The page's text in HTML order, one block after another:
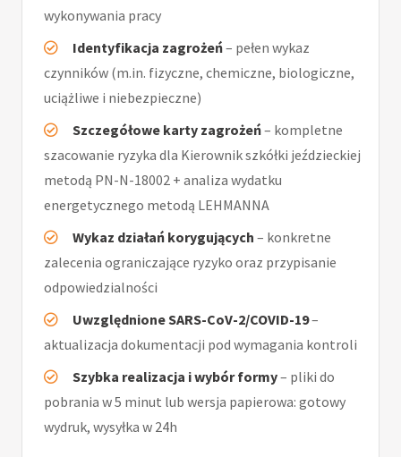
wykonywania pracy
Identyfikacja zagrożeń– pełen wykaz
czynników (m.in. fizyczne, chemiczne, biologiczne,
uciążliwe i niebezpieczne)
Szczegółowe karty zagrożeń– kompletne
szacowanie ryzyka dla Kierownik szkółki jeździeckiej
metodą PN-N-18002 + analiza wydatku
energetycznego metodą LEHMANNA
Wykaz działań korygujących – konkretne
zalecenia ograniczające ryzyko oraz przypisanie
odpowiedzialności
Uwzględnione SARS-CoV-2/COVID-19–
aktualizacja dokumentacji pod wymagania kontroli
Szybka realizacja i wybór formy– pliki do
pobrania w 5 minut lub wersja papierowa: gotowy
wydruk, wysyłka w 24h